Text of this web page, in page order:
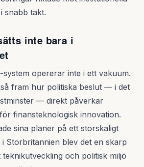
snabb takt.
inte bara i
opererar inte i ett vakuum.
fram hur politiska beslut — i det
— direkt påverkar
finansteknologisk innovation.
sina planer på ett storskaligt
Storbritannien blev det en skarp
teknikutveckling och politisk miljö